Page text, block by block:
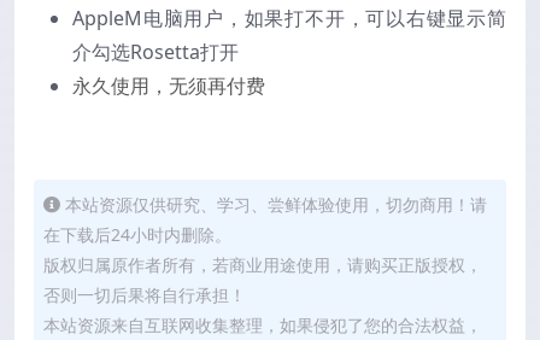
AppleM电脑用户，如果打不开，可以右键显示简
介勾选Rosetta打开
永久使用，无须再付费
本站资源仅供研究、学习、尝鲜体验使用，切勿商用！请
在下载后24小时内删除。
版权归属原作者所有，若商业用途使用，请购买正版授权，
否则一切后果将自行承担！
本站资源来自互联网收集整理，如果侵犯了您的合法权益，